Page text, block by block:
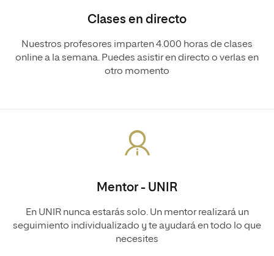
Clases en directo
Nuestros profesores imparten 4.000 horas de clases
online a la semana. Puedes asistir en directo o verlas en
otro momento
Mentor - UNIR
En UNIR nunca estarás solo. Un mentor realizará un
seguimiento individualizado y te ayudará en todo lo que
necesites